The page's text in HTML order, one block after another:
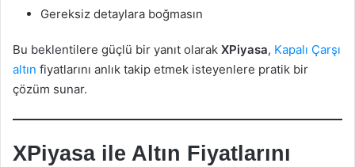
Gereksiz detaylara boğmasın
Bu beklentilere güçlü bir yanıt olarak XPiyasa, Kapalı Çarşı
altın fiyatlarını anlık takip etmek isteyenlere pratik bir
çözüm sunar.
XPiyasa ile Altın Fiyatlarını